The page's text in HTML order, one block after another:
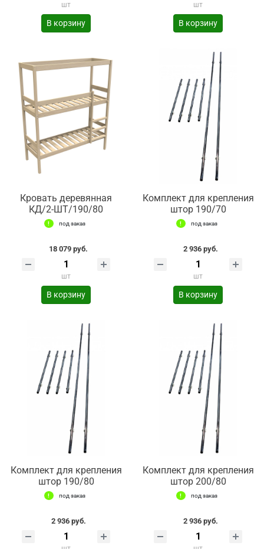
шт
В корзину
шт
В корзину
Кровать деревянная
КД/2-ШТ/190/80
под заказ
18 079 руб.
шт
В корзину
Комплект для крепления
штор 190/70
под заказ
2 936 руб.
шт
В корзину
Комплект для крепления
штор 190/80
под заказ
2 936 руб.
Комплект для крепления
штор 200/80
под заказ
2 936 руб.